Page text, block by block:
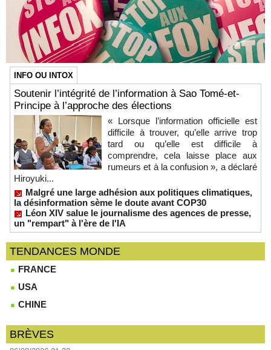
INFO OU INTOX
Soutenir l’intégrité de l’information à Sao Tomé-et-
Principe à l’approche des élections
« Lorsque l’information officielle est
difficile à trouver, qu’elle arrive trop
tard ou qu’elle est difficile à
comprendre, cela laisse place aux
rumeurs et à la confusion », a déclaré
Hiroyuki...
Malgré une large adhésion aux politiques climatiques,
la désinformation sème le doute avant COP30
Léon XIV salue le journalisme des agences de presse,
un "rempart" à l'ère de l'IA
TENDANCES MONDE
FRANCE
USA
CHINE
BRÈVES